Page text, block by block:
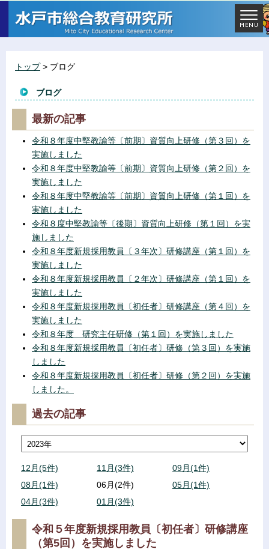
トップ> ブログ
ブログ
最新の記事
令和８年度中堅教諭等〔前期〕資質向上研修（第３回）を
実施しました
令和８年度中堅教諭等〔前期〕資質向上研修（第２回）を
実施しました
令和８年度中堅教諭等〔前期〕資質向上研修（第１回）を
実施しました
令和８度中堅教諭等〔後期〕資質向上研修（第１回）を実
施しました
令和８年度新規採用教員〔３年次〕研修講座（第１回）を
実施しました
令和８年度新規採用教員〔２年次〕研修講座（第１回）を
実施しました
令和８年度新規採用教員〔初任者〕研修講座（第４回）を
実施しました
令和８年度 研究主任研修（第１回）を実施しました
令和８年度新規採用教員〔初任者〕研修（第３回）を実施
しました
令和８年度新規採用教員〔初任者〕研修（第２回）を実施
しました。
過去の記事
12月(5件) 11月(3件)
09月(1件)
08月(1件)
06月(2件)
05月(1件)
04月(3件)
01月(3件)
令和５年度新規採用教員〔初任者〕研修講座
（第5回）を実施しました